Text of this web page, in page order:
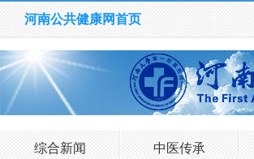
河南公共健康网首页
综合新闻 中医传承